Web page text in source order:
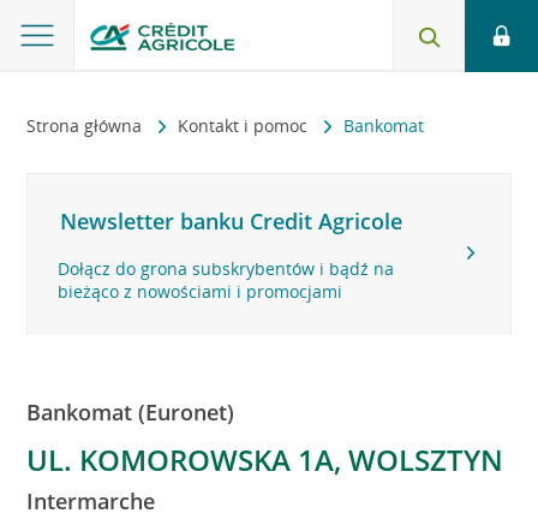
Strona główna Kontakt i pomoc Bankomat
Newsletter banku Credit Agricole
Dołącz do grona subskrybentów i bądź na
bieżąco z nowościami i promocjami
Bankomat (Euronet)
UL. KOMOROWSKA 1A, WOLSZTYN
Intermarche